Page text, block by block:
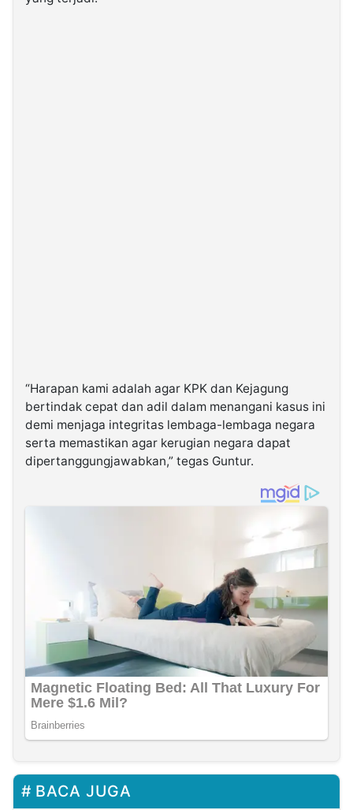
“Harapan kami adalah agar KPK dan Kejagung
bertindak cepat dan adil dalam menangani kasus ini
demi menjaga integritas lembaga-lembaga negara
serta memastikan agar kerugian negara dapat
dipertanggungjawabkan,” tegas Guntur.
BACA JUGA